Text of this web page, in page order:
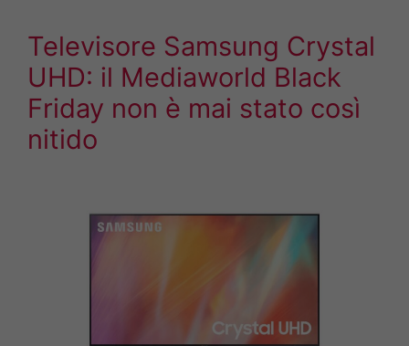
Televisore Samsung Crystal
UHD: il Mediaworld Black
Friday non è mai stato così
nitido